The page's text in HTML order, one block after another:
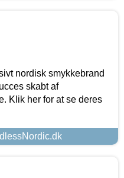
nordisk smykkebrand
skabt af
Klik her for at se deres